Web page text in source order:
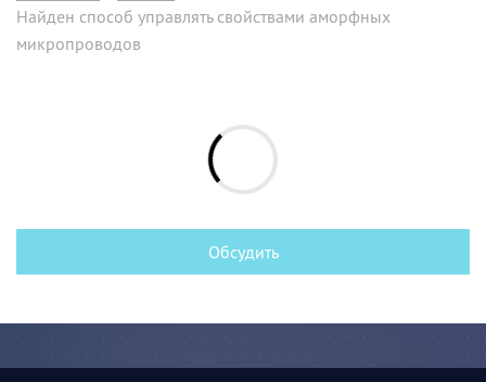
Найден способ управлять свойствами аморфных
микропроводов
Обсудить